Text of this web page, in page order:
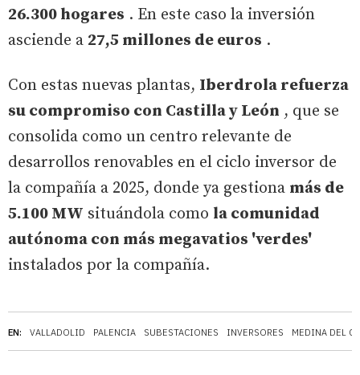
EN: VALLADOLID PALENCIA SUBESTACIONES INVERSORES MEDINA DEL
26.300 hogares . En este caso la inversión
asciende a 27,5 millones de euros .
Con estas nuevas plantas, Iberdrola refuerza
su compromiso con Castilla y León , que se
consolida como un centro relevante de
desarrollos renovables en el ciclo inversor de
la compañía a 2025, donde ya gestiona más de
5.100 MW situándola como la comunidad
autónoma con más megavatios 'verdes'
instalados por la compañía.